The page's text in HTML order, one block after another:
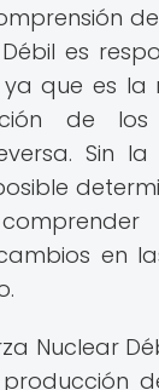
es
que es la
de los
Sin la
en
Nuclear